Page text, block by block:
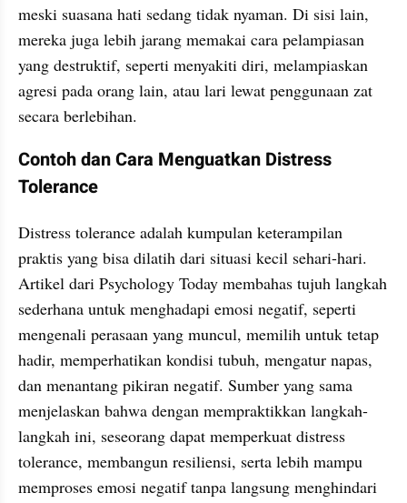
meski suasana hati sedang tidak nyaman. Di sisi lain,
mereka juga lebih jarang memakai cara pelampiasan
yang destruktif, seperti menyakiti diri, melampiaskan
agresi pada orang lain, atau lari lewat penggunaan zat
secara berlebihan.
Contoh dan Cara Menguatkan Distress
Tolerance
Distress tolerance adalah kumpulan keterampilan
praktis yang bisa dilatih dari situasi kecil sehari-hari.
Artikel dari Psychology Today membahas tujuh langkah
sederhana untuk menghadapi emosi negatif, seperti
mengenali perasaan yang muncul, memilih untuk tetap
hadir, memperhatikan kondisi tubuh, mengatur napas,
dan menantang pikiran negatif. Sumber yang sama
menjelaskan bahwa dengan mempraktikkan langkah-
langkah ini, seseorang dapat memperkuat distress
tolerance, membangun resiliensi, serta lebih mampu
memproses emosi negatif tanpa langsung menghindari